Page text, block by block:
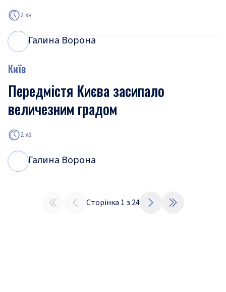
2 хв
Галина Ворона
Київ
Передмістя Києва засипало
величезним градом
2 хв
Галина Ворона
Сторінка 1 з 24